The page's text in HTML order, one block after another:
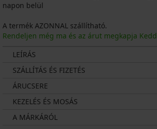
napon belül
A termék AZONNAL szállítható.
Rendeljen még ma és az árut megkapja Kedd
LEÍRÁS
SZÁLLÍTÁS ÉS FIZETÉS
ÁRUCSERE
KEZELÉS ÉS MOSÁS
A MÁRKÁRÓL